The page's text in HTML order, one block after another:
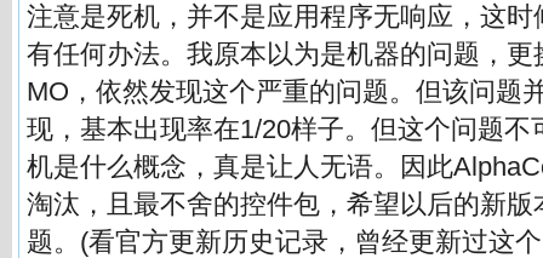
注意是死机，并不是应用程序无响应，这
有任何办法。我原本以为是机器的问题，
MO，依然发现这个严重的问题。但该问题
现，基本出现率在1/20样子。但这个问题不
机是什么概念，真是让人无语。因此
淘汰，且最不舍的控件包，希望以后的新
题。(看官方更新历史记录，曾经更新过这